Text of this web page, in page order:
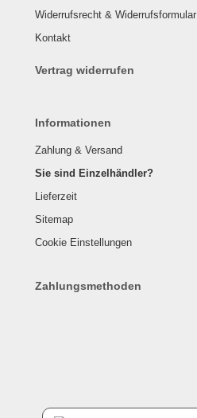
Widerrufsrecht & Widerrufsformular
Kontakt
Vertrag widerrufen
Informationen
Zahlung & Versand
Sie sind Einzelhändler?
Lieferzeit
Sitemap
Cookie Einstellungen
Zahlungsmethoden